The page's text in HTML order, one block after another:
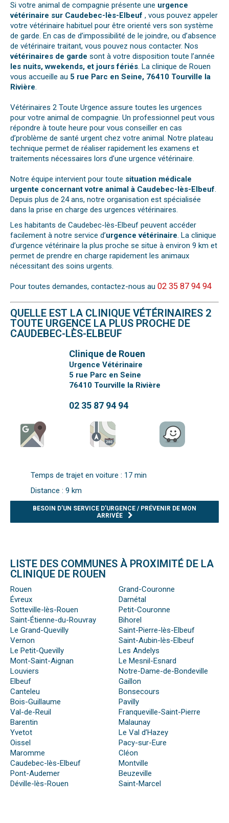
Si votre animal de compagnie présente une urgence
vétérinaire sur Caudebec-lès-Elbeuf , vous pouvez appeler
votre vétérinaire habituel pour être orienté vers son système
de garde. En cas de d’impossibilité de le joindre, ou d’absence
de vétérinaire traitant, vous pouvez nous contacter. Nos
vétérinaires de garde sont à votre disposition toute l’année
les nuits, wwekends, et jours fériés. La clinique de Rouen
vous accueille au 5 rue Parc en Seine, 76410 Tourville la
Rivière.
Vétérinaires 2 Toute Urgence assure toutes les urgences
pour votre animal de compagnie. Un professionnel peut vous
répondre à toute heure pour vous conseiller en cas
d’problème de santé urgent chez votre animal. Notre plateau
technique permet de réaliser rapidement les examens et
traitements nécessaires lors d’une urgence vétérinaire.
Notre équipe intervient pour toute situation médicale
urgente concernant votre animal à Caudebec-lès-Elbeuf.
Depuis plus de 24 ans, notre organisation est spécialisée
dans la prise en charge des urgences vétérinaires.
Les habitants de Caudebec-lès-Elbeuf peuvent accéder
facilement à notre service d’urgence vétérinaire. La clinique
d’urgence vétérinaire la plus proche se situe à environ 9 km et
permet de prendre en charge rapidement les animaux
nécessitant des soins urgents.
Pour toutes demandes, contactez-nous au 02 35 87 94 94
QUELLE EST LA CLINIQUE VÉTÉRINAIRES 2
TOUTE URGENCE LA PLUS PROCHE DE
CAUDEBEC-LÈS-ELBEUF
Clinique de Rouen
Urgence Vétérinaire
5 rue Parc en Seine
76410 Tourville la Rivière
02 35 87 94 94
Temps de trajet en voiture : 17 min
Distance : 9 km
BESOIN D’UN SERVICE D’URGENCE / PRÉVENIR DE MON
ARRIVÉE
LISTE DES COMMUNES À PROXIMITÉ DE LA
CLINIQUE DE ROUEN
Rouen
Évreux
Sotteville-lès-Rouen
Saint-Étienne-du-Rouvray
Le Grand-Quevilly
Vernon
Le Petit-Quevilly
Mont-Saint-Aignan
Louviers
Elbeuf
Canteleu
Bois-Guillaume
Val-de-Reuil
Barentin
Yvetot
Oissel
Maromme
Caudebec-lès-Elbeuf
Pont-Audemer
Déville-lès-Rouen
Grand-Couronne
Darnétal
Petit-Couronne
Bihorel
Saint-Pierre-lès-Elbeuf
Saint-Aubin-lès-Elbeuf
Les Andelys
Le Mesnil-Esnard
Notre-Dame-de-Bondeville
Gaillon
Bonsecours
Pavilly
Franqueville-Saint-Pierre
Malaunay
Le Val d’Hazey
Pacy-sur-Eure
Cléon
Montville
Beuzeville
Saint-Marcel